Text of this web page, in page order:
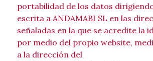
portabilidad de los datos
escrita a ANDAMABI SL en las
señaladas en la que se acredite la
por medio del propio website,
a la dirección del